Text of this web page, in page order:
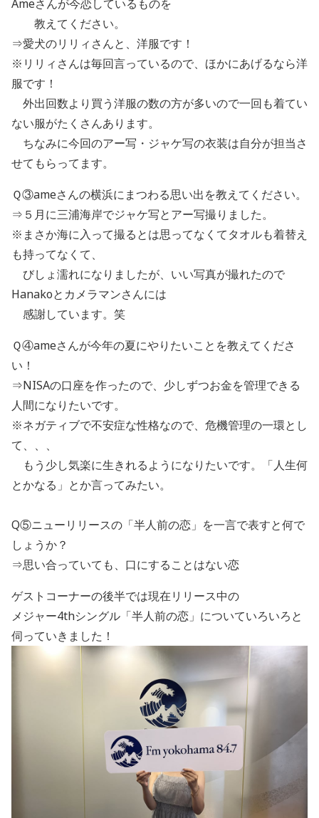
Ameさんが今恋しているものを
教えてください。
⇒愛犬のリリィさんと、洋服です！
※リリィさんは毎回言っているので、ほかにあげるなら洋
服です！
外出回数より買う洋服の数の方が多いので一回も着てい
ない服がたくさんあります。
ちなみに今回のアー写・ジャケ写の衣装は自分が担当さ
せてもらってます。
Ｑ③ameさんの横浜にまつわる思い出を教えてください。
⇒５月に三浦海岸でジャケ写とアー写撮りました。
※まさか海に入って撮るとは思ってなくてタオルも着替え
も持ってなくて、
びしょ濡れになりましたが、いい写真が撮れたので
Hanakoとカメラマンさんには
感謝しています。笑
Ｑ④ameさんが今年の夏にやりたいことを教えてくださ
い！
⇒NISAの口座を作ったので、少しずつお金を管理できる
人間になりたいです。
※ネガティブで不安症な性格なので、危機管理の一環とし
て、、、
もう少し気楽に生きれるようになりたいです。「人生何
とかなる」とか言ってみたい。
Q⑤ニューリリースの「半人前の恋」を一言で表すと何で
しょうか？
⇒思い合っていても、口にすることはない恋
ゲストコーナーの後半では現在リリース中の
メジャー4thシングル「半人前の恋」についていろいろと
伺っていきました！